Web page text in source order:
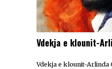
Vdekja e klounit-
Vdekja e klounit-Arlinda